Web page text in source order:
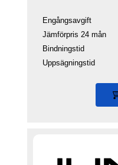
Engångsavgift
Jämförpris 24 mån
Bindningstid
Uppsägningstid